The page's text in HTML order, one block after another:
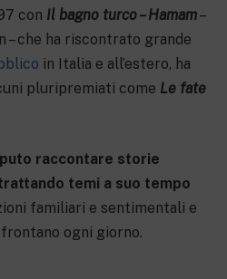
con Il bagno turco – Hamam–
– che ha riscontrato grande
in Italia e all’estero, ha
pluripremiati come Le fate
raccontare storie
temi a suo tempo
familiari e sentimentali e
ogni giorno.